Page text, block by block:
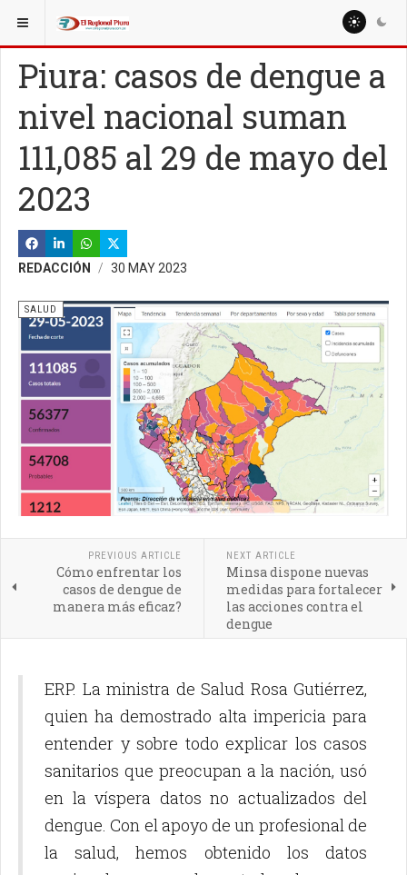
ESTÁ AQUÍ: MISCELANEAS
Piura: casos de dengue a
nivel nacional suman
111,085 al 29 de mayo del
2023
REDACCIÓN 30 MAY 2023
SALUD
PREVIOUS ARTICLE
Cómo enfrentar los
casos de dengue de
manera más eficaz?
NEXT ARTICLE
Minsa dispone nuevas
medidas para fortalecer
las acciones contra el
dengue
ERP. La ministra de Salud Rosa Gutiérrez,
quien ha demostrado alta impericia para
entender y sobre todo explicar los casos
sanitarios que preocupan a la nación, usó
en la víspera datos no actualizados del
dengue. Con el apoyo de un profesional de
la salud, hemos obtenido los datos